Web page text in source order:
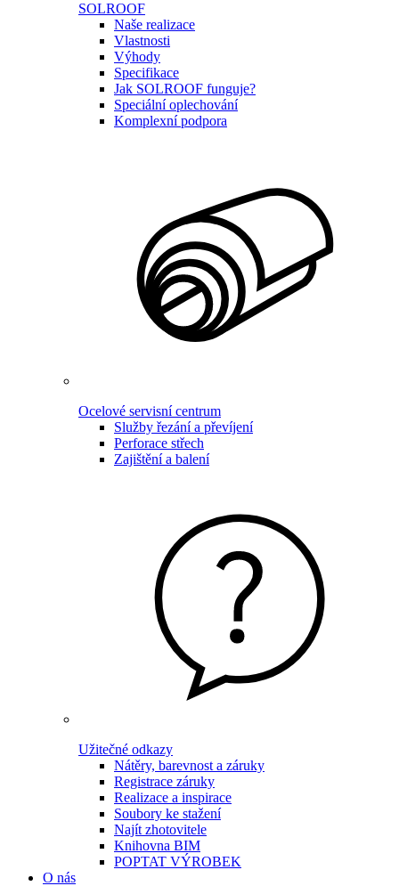
SOLROOF
Naše realizace
Vlastnosti
Výhody
Specifikace
Jak SOLROOF funguje?
Speciální oplechování
Komplexní podpora
Ocelové servisní centrum
Služby řezání a převíjení
Perforace střech
Zajištění a balení
Užitečné odkazy
Nátěry, barevnost a záruky
Registrace záruky
Realizace a inspirace
Soubory ke stažení
Najít zhotovitele
Knihovna BIM
POPTAT VÝROBEK
O nás